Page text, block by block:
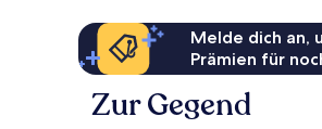
Melde dich an,
Prämien für
Zur Gegend